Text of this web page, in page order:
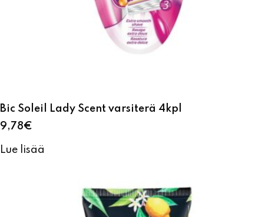
Bic Soleil Lady Scent varsiterä 4kpl
9,78€
Lue lisää